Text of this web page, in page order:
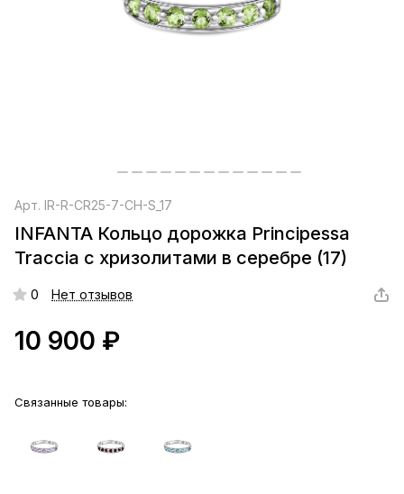
Арт. IR-R-CR25-7-CH-S_17
INFANTA Кольцо дорожка Principessa
Traccia с хризолитами в серебре (17)
0 Нет отзывов
10 900 ₽
Связанные товары: